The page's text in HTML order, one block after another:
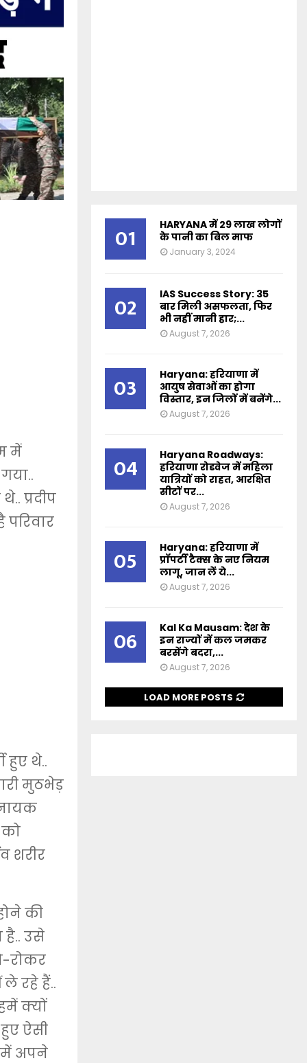
में
प्रदीप
हुए थे..
मुठभेड़
शरीर
की
है.. उसे
रोकर
रहे हैं..
क्यों
ऐसी
में अपने
01
HARYANA में 29 लाख लोगों
के पानी का बिल माफ
January 3, 2024
02
IAS Success Story: 35
बार मिली असफलता, फिर
भी नहीं मानी हार;...
August 7, 2026
03
Haryana: हरियाणा में
आयुष सेवाओं का होगा
विस्तार, इन जिलों में बनेंगे...
August 7, 2026
04
Haryana Roadways:
हरियाणा रोडवेज में महिला
यात्रियों को राहत, आरक्षित
सीटों पर...
August 7, 2026
05
Haryana: हरियाणा में
प्रॉपर्टी टैक्स के नए नियम
लागू, जान लें ये...
August 7, 2026
06
Kal Ka Mausam: देश के
इन राज्यों में कल जमकर
बरसेंगे बदरा,...
August 7, 2026
LOAD MORE POSTS